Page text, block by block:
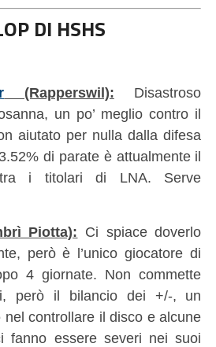
DI HSHS
(Rapperswil): Disastroso
un po’ meglio contro il
aiutato per nulla dalla difesa
di parate è attualmente il
tra i titolari di LNA. Serve
Piotta): Ci spiace doverlo
però è l’unico giocatore di
4 giornate. Non commette
però il bilancio dei +/-, un
controllare il disco e alcune
fanno essere severi nei suoi